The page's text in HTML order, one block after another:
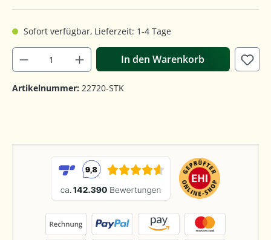
Sofort verfügbar, Lieferzeit: 1-4 Tage
In den Warenkorb
Artikelnummer: 22720-STK